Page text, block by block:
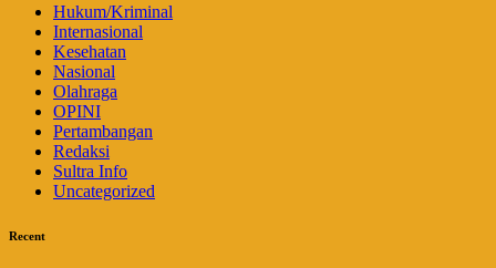
Hukum/Kriminal
Internasional
Kesehatan
Nasional
Olahraga
OPINI
Pertambangan
Redaksi
Sultra Info
Uncategorized
Recent